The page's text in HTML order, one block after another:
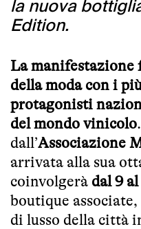
la nuova
Edition.
La
della moda con i
protagonisti
del mondo vinicolo
dall’Associazione
arrivata alla sua
coinvolgerà dal 9
boutique
di lusso della città